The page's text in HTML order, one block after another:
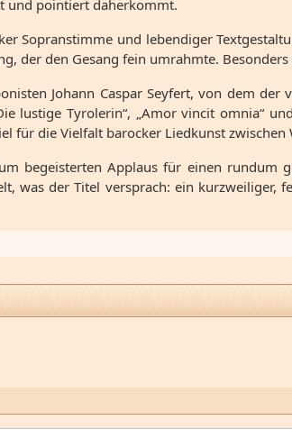
und pointiert daherkommt.
Sopranstimme und lebendiger
der den Gesang fein umrahmte.
Johann Caspar Seyfert, von dem
lustige Tyrolerin“, „Amor vincit omnia“
für die Vielfalt barocker Liedkunst
begeisterten Applaus für einen
was der Titel versprach: ein
der Geburt Johannes des Täufers nach